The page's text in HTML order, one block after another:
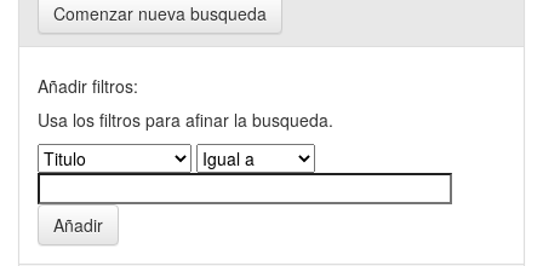
Comenzar nueva busqueda
Añadir filtros:
Usa los filtros para afinar la busqueda.